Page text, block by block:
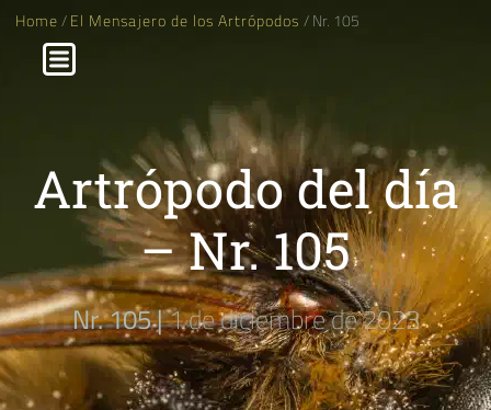
Home/El Mensajero de los Artrópodos / Nr. 105
Artrópodo del día
– Nr. 105
Nr. 105 |1 de diciembre de 2023